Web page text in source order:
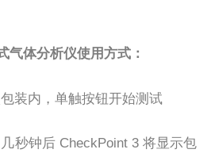
分析仪使用方式：
内，单触按钮开始测试
几秒钟后 CheckPoint 3 将显示包